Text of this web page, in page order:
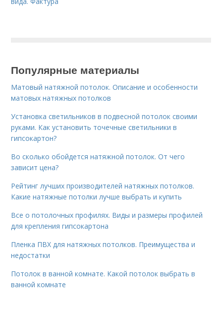
Популярные материалы
Матовый натяжной потолок. Описание и особенности
матовых натяжных потолков
Установка светильников в подвесной потолок своими
руками. Как установить точечные светильники в
гипсокартон?
Во сколько обойдется натяжной потолок. От чего
зависит цена?
Рейтинг лучших производителей натяжных потолков.
Какие натяжные потолки лучше выбрать и купить
Все о потолочных профилях. Виды и размеры профилей
для крепления гипсокартона
Пленка ПВХ для натяжных потолков. Преимущества и
недостатки
Потолок в ванной комнате. Какой потолок выбрать в
ванной комнате